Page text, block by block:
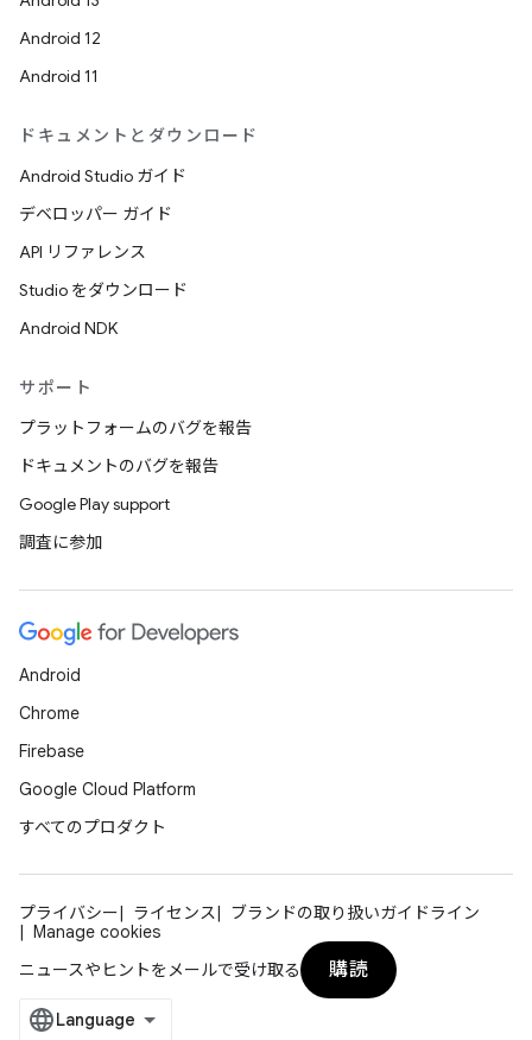
Android 12
Android 11
ドキュメントとダウンロード
Android Studio ガイド
デベロッパー ガイド
API リファレンス
Studio をダウンロード
Android NDK
サポート
プラットフォームのバグを報告
ドキュメントのバグを報告
Google Play support
調査に参加
Android
Chrome
Firebase
Google Cloud Platform
すべてのプロダクト
プライバシー ライセンス
ブランドの取り扱いガイドライン
Manage cookies
ニュースやヒントをメールで受け取る
購読